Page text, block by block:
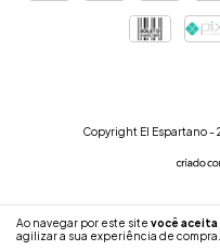
Ao navegar por este site você aceita
agilizar a sua experiência de compra.
Copyright El Espartano -